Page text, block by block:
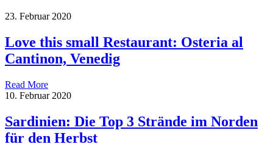
23. Februar 2020
Love this small Restaurant: Osteria al
Cantinon, Venedig
Read More
10. Februar 2020
Sardinien: Die Top 3 Strände im Norden
für den Herbst